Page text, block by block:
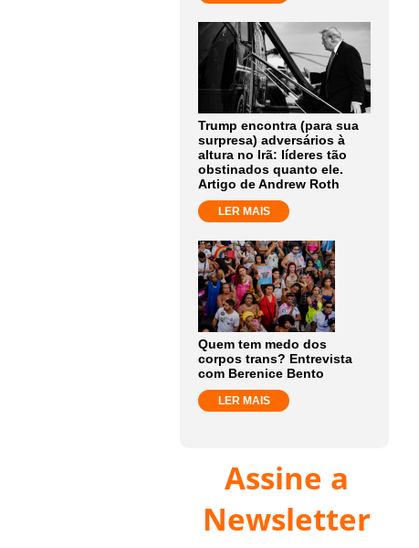
Trump encontra (para sua
surpresa) adversários à
altura no Irã: líderes tão
obstinados quanto ele.
Artigo de Andrew Roth
LER MAIS
Quem tem medo dos
corpos trans? Entrevista
com Berenice Bento
LER MAIS
Assine a
Newsletter